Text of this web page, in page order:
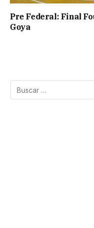
Pre Federal: Final
Goya